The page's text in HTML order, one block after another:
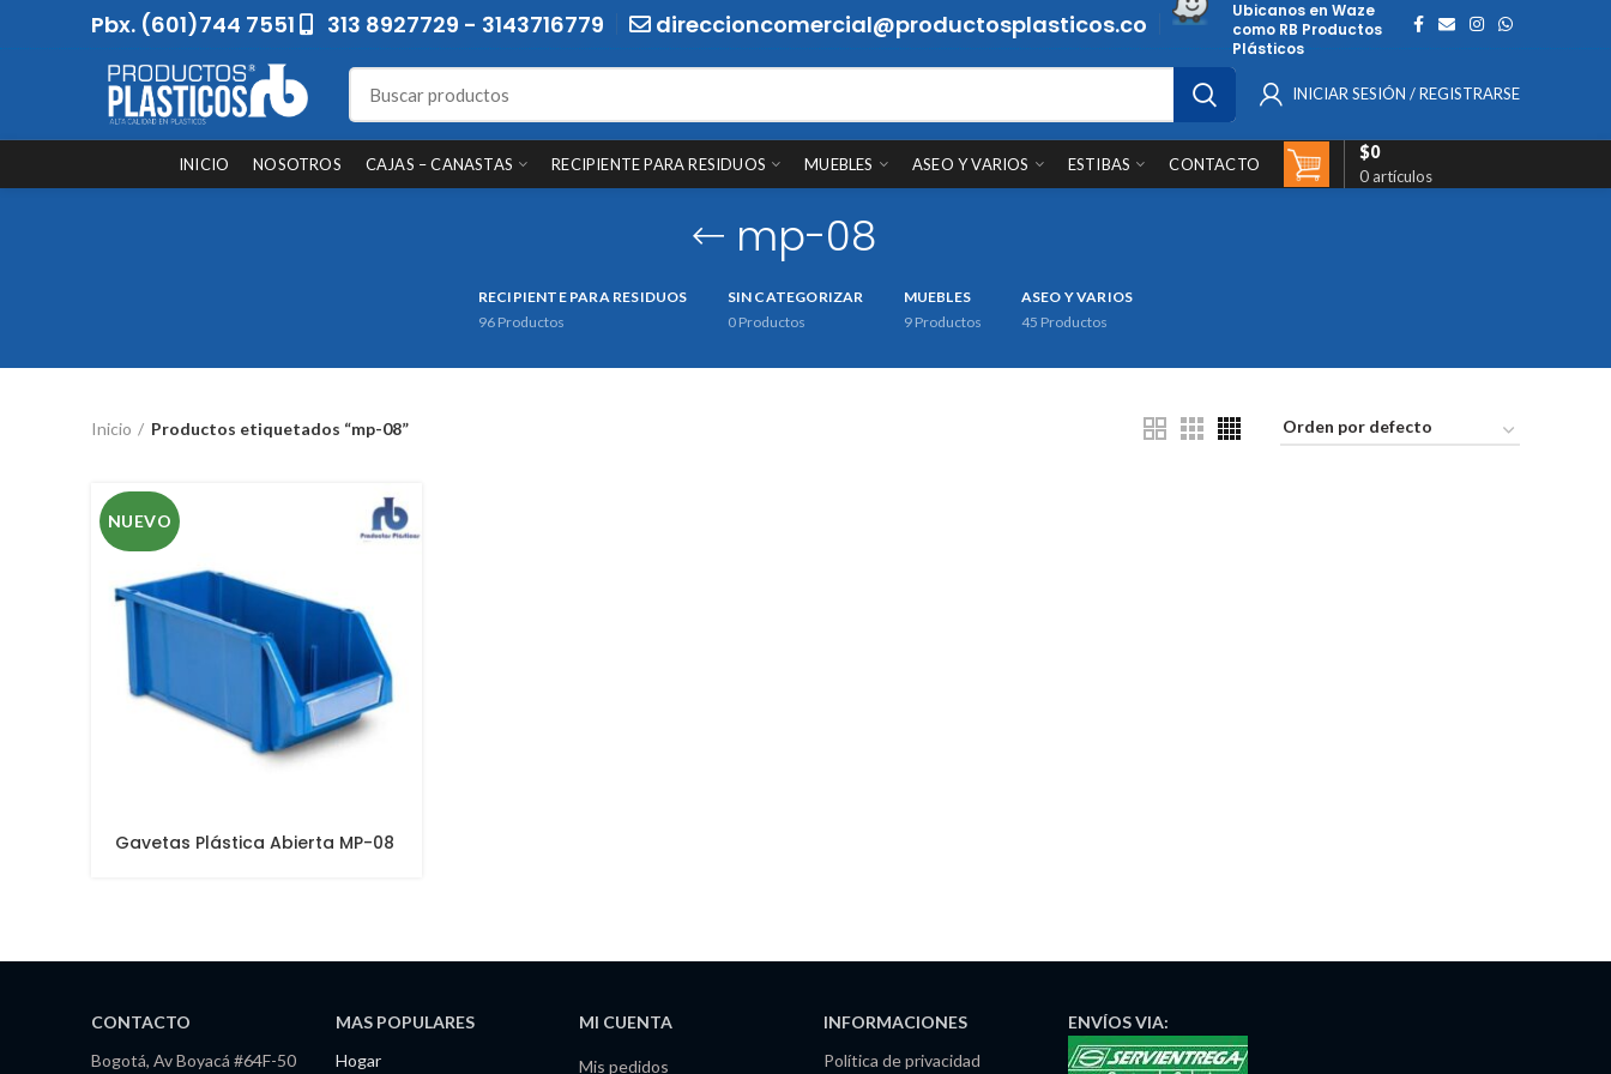
Pbx. (601)744 7551 313 8927729 - 3143716779 direccioncomercial@productosplasticos.co
Ubicanos en Waze
como RB Productos
Plásticos
INICIAR SESIÓN / REGISTRARSE
INICIO NOSOTROS CAJAS – CANASTAS RECIPIENTE PARA RESIDUOS MUEBLES ASEO Y VARIOS ESTIBAS CONTACTO
0 artículos
$0
mp-08
RECIPIENTE PARA RESIDUOS
96 Productos
SIN CATEGORIZAR
0 Productos
MUEBLES
9 Productos
ASEO Y VARIOS
45 Productos
Inicio Productos etiquetados “mp-08”
NUEVO
Gavetas Plástica Abierta MP-08
CONTACTO
Bogotá, Av Boyacá #64F-50
MAS POPULARES
Hogar
MI CUENTA
Mis pedidos
INFORMACIONES
Política de privacidad
ENVÍOSVIA: